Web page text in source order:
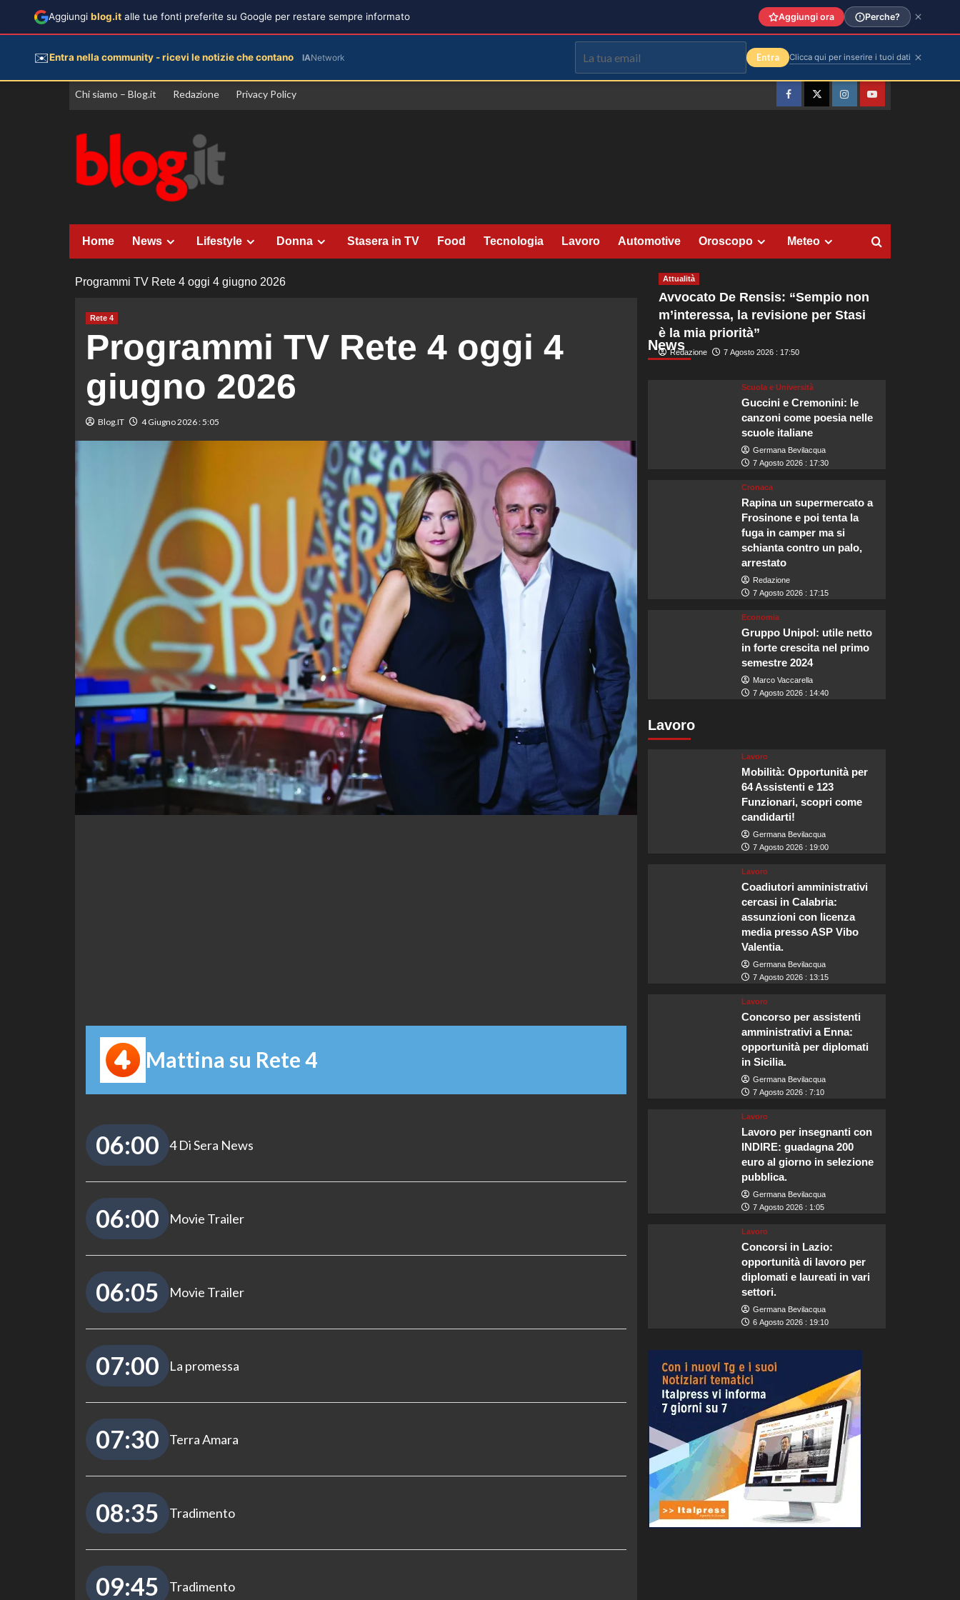
Vai
Chi siamo – Blog.it Redazione Privacy Policy
FacebookTwitterInstagramYouTube
Home News Lifestyle Donna Stasera in TV Food Tecnologia Lavoro Automotive Oroscopo Meteo
Programmi TV Rete 4 oggi 4 giugno 2026
Rete 4
Programmi TV Rete 4 oggi 4
giugno 2026
Blog.IT 4 Giugno 2026 : 5:05
Mattina su Rete 4
06:00 4 Di Sera News
06:00 Movie Trailer
06:05 Movie Trailer
07:00 La promessa
07:30 Terra Amara
08:35 Tradimento
09:45 Tradimento
News
Attualità
Avvocato De Rensis: “Sempio non
m’interessa, la revisione per Stasi
è la mia priorità”
Redazione 7 Agosto 2026 : 17:50
Scuola e Università
Guccini e Cremonini: le
canzoni come poesia nelle
scuole italiane
Germana Bevilacqua
7 Agosto 2026 : 17:30
Cronaca
Rapina un supermercato a
Frosinone e poi tenta la
fuga in camper ma si
schianta contro un palo,
arrestato
Redazione
7 Agosto 2026 : 17:15
Economia
Gruppo Unipol: utile netto
in forte crescita nel primo
semestre 2024
Marco Vaccarella
7 Agosto 2026 : 14:40
Lavoro
Lavoro
Mobilità: Opportunità per
64 Assistenti e 123
Funzionari, scopri come
candidarti!
Germana Bevilacqua
7 Agosto 2026 : 19:00
Lavoro
Coadiutori amministrativi
cercasi in Calabria:
assunzioni con licenza
media presso ASP Vibo
Valentia.
Germana Bevilacqua
7 Agosto 2026 : 13:15
Lavoro
Concorso per assistenti
amministrativi a Enna:
opportunità per diplomati
in Sicilia.
Germana Bevilacqua
7 Agosto 2026 : 7:10
Lavoro
Lavoro per insegnanti con
INDIRE: guadagna 200
euro al giorno in selezione
pubblica.
Germana Bevilacqua
7 Agosto 2026 : 1:05
Lavoro
Concorsi in Lazio:
opportunità di lavoro per
diplomati e laureati in vari
settori.
Germana Bevilacqua
6 Agosto 2026 : 19:10
Aggiungi blog.it alle tue fonti preferite su Google per restare sempre informato Aggiungi ora Perche?
✉️Entra nella community - ricevi le notizie che contano IANetwork Entra Clicca qui per inserire i tuoi dati